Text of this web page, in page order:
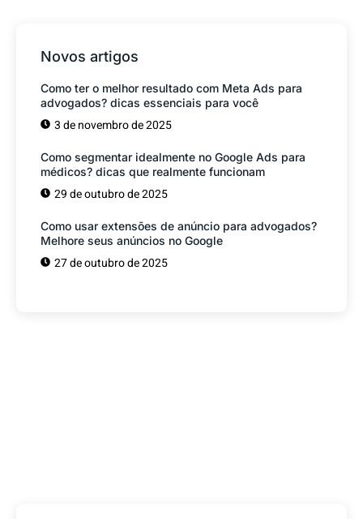
Novos artigos
Como ter o melhor resultado com Meta Ads para
advogados? dicas essenciais para você
3 de novembro de 2025
Como segmentar idealmente no Google Ads para
médicos? dicas que realmente funcionam
29 de outubro de 2025
Como usar extensões de anúncio para advogados?
Melhore seus anúncios no Google
27 de outubro de 2025